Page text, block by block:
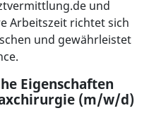
und
Arbeitszeit richtet sich
und gewährleistet
Eigenschaften
(m/w/d)